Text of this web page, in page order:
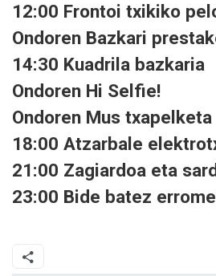
12:00 Frontoi txikiko
Ondoren Bazkari
14:30 Kuadrila bazkaria
Ondoren Hi Selfie!
Ondoren Mus txapelketa
18:00 Atzarbale
21:00 Zagiardoa eta
23:00 Bide batez